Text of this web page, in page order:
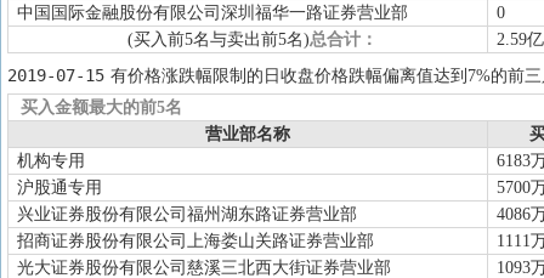
中国国际金融股份有限公司深圳福华一路证券营业部
0
(买入前5名与卖出前5名)总合计： 2.59亿
2019-07-15 有价格涨跌幅限制的日收盘价格跌幅偏离值达到7%的前
买入金额最大的前5名
营业部名称
机构专用
6183
沪股通专用
5700
兴业证券股份有限公司福州湖东路证券营业部
4086
招商证券股份有限公司上海娄山关路证券营业部
1111
光大证券股份有限公司慈溪三北西大街证券营业部
1093